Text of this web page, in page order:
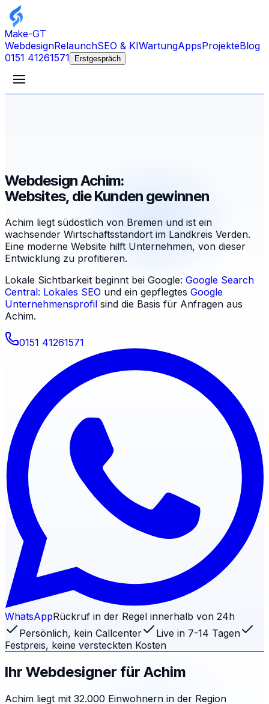
Make-GT
WebdesignRelaunchSEO & KIWartungAppsProjekteBlog
0151 41261571
Erstgespräch
Webdesign Achim:
Websites, die Kunden gewinnen
Achim liegt südöstlich von Bremen und ist ein
wachsender Wirtschaftsstandort im Landkreis Verden.
Eine moderne Website hilft Unternehmen, von dieser
Entwicklung zu profitieren.
Lokale Sichtbarkeit beginnt bei Google: Google Search
Central: Lokales SEO und ein gepflegtes Google
Unternehmensprofil sind die Basis für Anfragen aus
Achim.
0151 41261571
WhatsAppRückruf in der Regel innerhalb von 24h
Persönlich, kein Callcenter
Live in 7-14 Tagen
Festpreis, keine versteckten Kosten
Ihr Webdesigner für Achim
Achim liegt mit 32.000 Einwohnern in der Region